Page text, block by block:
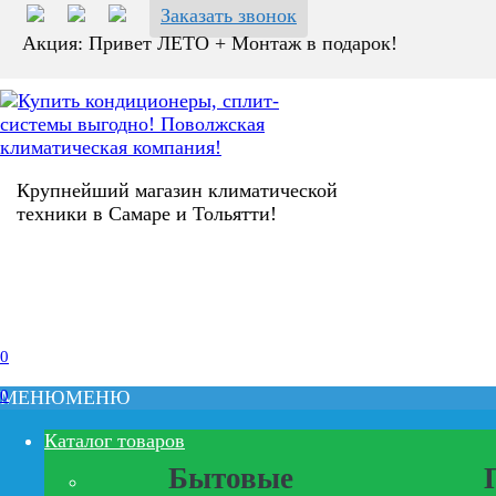
Заказать звонок
Акция: Привет ЛЕТО + Монтаж в подарок!
Крупнейший магазин климатической
техники в Самаре и Тольятти!
0
0
МЕНЮМЕНЮ
Каталог товаров
Бытовые